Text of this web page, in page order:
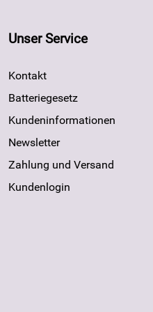
Unser Service
Kontakt
Batteriegesetz
Kundeninformationen
Newsletter
Zahlung und Versand
Kundenlogin